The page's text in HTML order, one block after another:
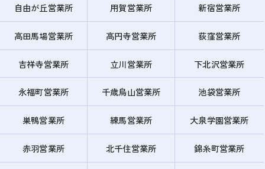
自由が丘営業所 用賀営業所 新宿営業所
高田馬場営業所 高円寺営業所 荻窪営業所
吉祥寺営業所 立川営業所 下北沢営業所
永福町営業所 千歳烏山営業所 池袋営業所
巣鴨営業所 練馬営業所 大泉学園営業所
赤羽営業所 北千住営業所 錦糸町営業所